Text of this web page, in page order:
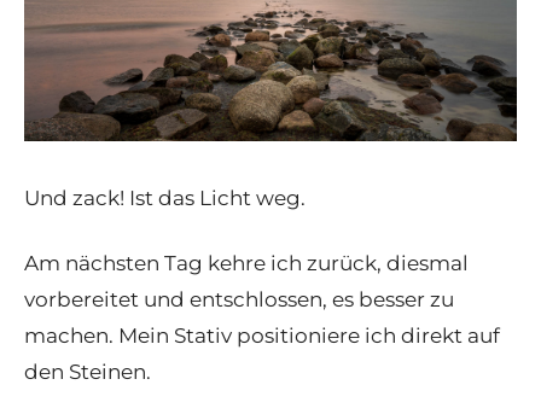
Und zack! Ist das Licht weg.
Am nächsten Tag kehre ich zurück, diesmal
vorbereitet und entschlossen, es besser zu
machen. Mein Stativ positioniere ich direkt auf
den Steinen.